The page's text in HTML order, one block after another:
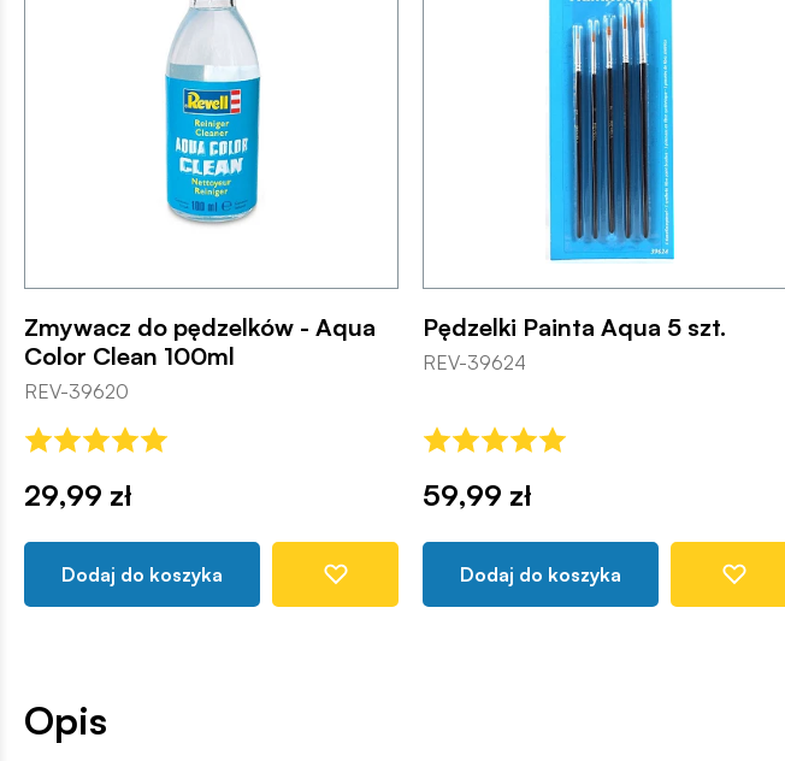
Zmywacz do pędzelków - Aqua
Color Clean 100ml
REV-39620
29,99 zł
Dodaj do koszyka
Pędzelki Painta Aqua 5 szt.
REV-39624
59,99 zł
Dodaj do koszyka
Opis